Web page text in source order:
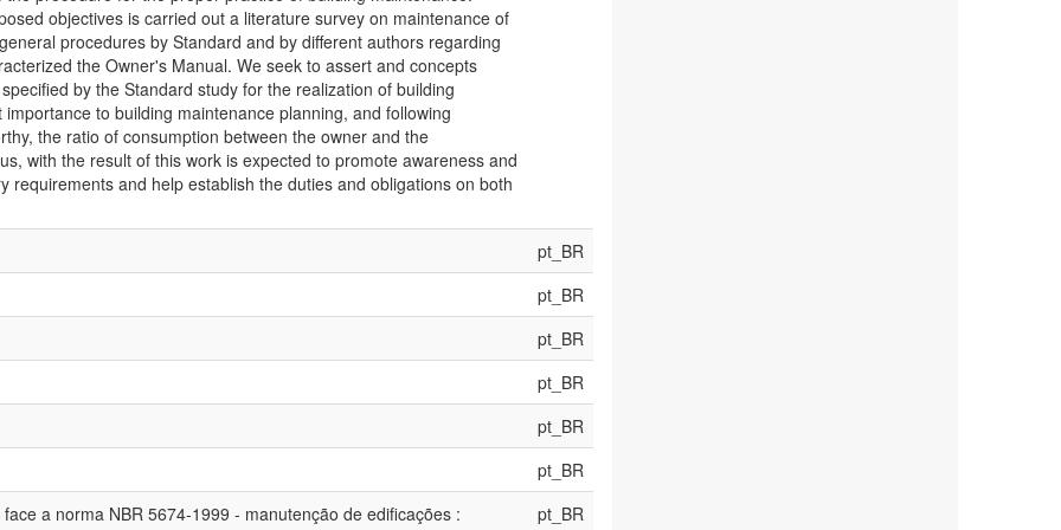
objectives is carried out a literature survey on maintenance of
procedures by Standard and by different authors regarding
the Owner's Manual. We seek to assert and concepts
by the Standard study for the realization of building
to building maintenance planning, and following
the ratio of consumption between the owner and the
with the result of this work is expected to promote awareness and
requirements and help establish the duties and obligations on both
pt_BR
pt_BR
pt_BR
pt_BR
pt_BR
pt_BR
a norma NBR 5674-1999 - manutenção de edificações :
pt_BR